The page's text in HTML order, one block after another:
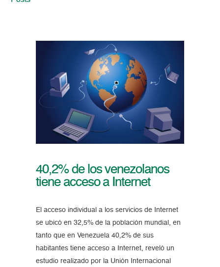
40,2% de los venezolanos
tiene acceso a Internet
El acceso individual a los servicios de Internet
se ubicó en 32,5% de la población mundial, en
tanto que en Venezuela 40,2% de sus
habitantes tiene acceso a Internet, reveló un
estudio realizado por la Unión Internacional